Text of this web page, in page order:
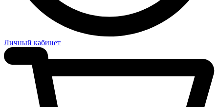
Личный кабинет